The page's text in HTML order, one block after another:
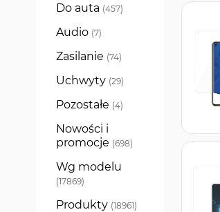
Do auta 457
produkty
Audio 7
produkty
Zasilanie 74
produkty
Uchwyty 29
produkty
Pozostałe 4
produkty
Nowości i
promocje 698
produkty
Wg modelu
17869
produkty
Produkty 18961
produkty